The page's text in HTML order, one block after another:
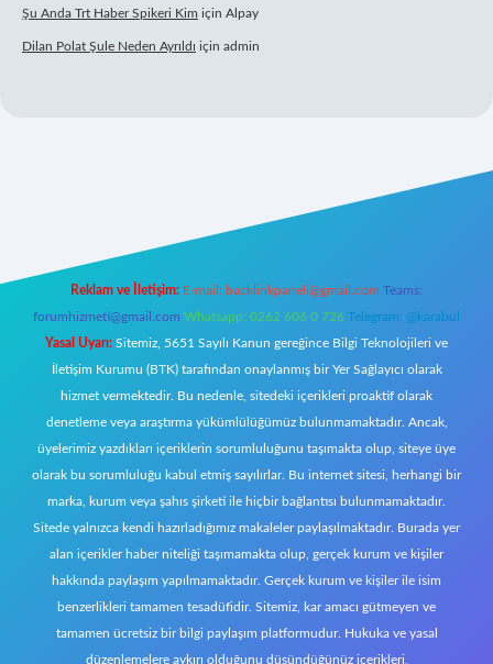
Şu Anda Trt Haber Spikeri Kim için Alpay
Dilan Polat Şule Neden Ayrıldı için admin
Reklam ve İletişim: E-mail: backlinkpaneli@gmail.com Teams:
forumhizmeti@gmail.com Whatsapp: 0262 606 0 726 Telegram: @karabul
Yasal Uyarı: Sitemiz, 5651 Sayılı Kanun gereğince Bilgi Teknolojileri ve
İletişim Kurumu (BTK) tarafından onaylanmış bir Yer Sağlayıcı olarak
hizmet vermektedir. Bu nedenle, sitedeki içerikleri proaktif olarak
denetleme veya araştırma yükümlülüğümüz bulunmamaktadır. Ancak,
üyelerimiz yazdıkları içeriklerin sorumluluğunu taşımakta olup, siteye üye
olarak bu sorumluluğu kabul etmiş sayılırlar. Bu internet sitesi, herhangi bir
marka, kurum veya şahıs şirketi ile hiçbir bağlantısı bulunmamaktadır.
Sitede yalnızca kendi hazırladığımız makaleler paylaşılmaktadır. Burada yer
alan içerikler haber niteliği taşımamakta olup, gerçek kurum ve kişiler
hakkında paylaşım yapılmamaktadır. Gerçek kurum ve kişiler ile isim
benzerlikleri tamamen tesadüfidir. Sitemiz, kar amacı gütmeyen ve
tamamen ücretsiz bir bilgi paylaşım platformudur. Hukuka ve yasal
düzenlemelere aykırı olduğunu düşündüğünüz içerikleri,